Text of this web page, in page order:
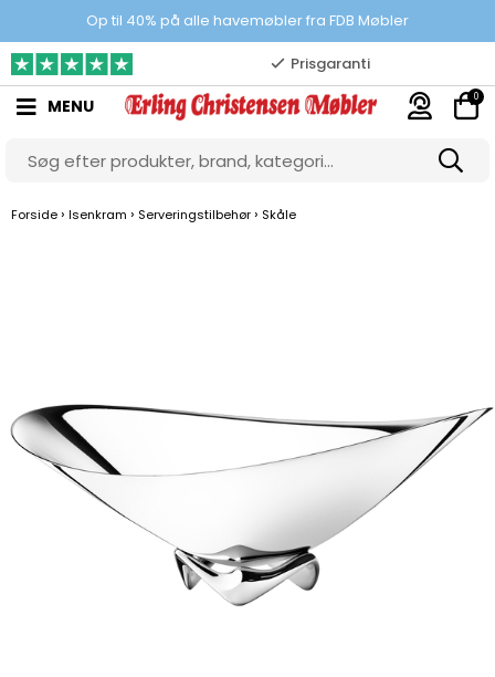
Op til 40% på alle havemøbler fra FDB Møbler
100% danskejet webshop
Prisgaranti
10.000 m2 showroom
Gratis & gode parkeringsforhold
MENU 0
Forside › Isenkram › Serveringstilbehør › Skåle